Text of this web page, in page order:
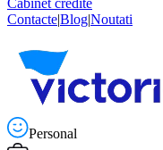
Cabinet credite
Contacte|Blog|Noutati
Personal